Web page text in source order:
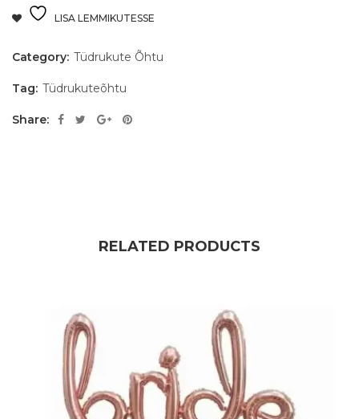
LISA LEMMIKUTESSE
Category: Tüdrukute Õhtu
Tag: Tüdrukuteõhtu
Share:
RELATED PRODUCTS